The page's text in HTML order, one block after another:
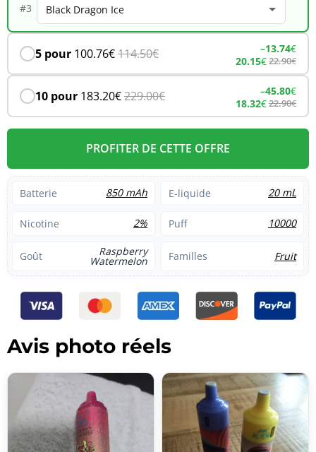
#3
5 pour 100.76€114.50€ –13.74€
20.15€22.90€
10 pour 183.20€229.00€ –45.80€
18.32€22.90€
PROFITER DE CETTE OFFRE
Batterie 850 mAh E-liquide 20 mL
Nicotine 2% Puff 10000
Goût Raspberry
Watermelon Familles Fruit
Avis photo réels